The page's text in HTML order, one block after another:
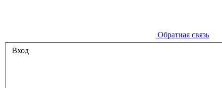
Обратная связь
Вход